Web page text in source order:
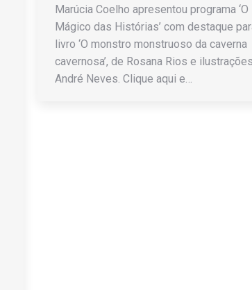
Marúcia Coelho apresentou programa ‘O
Mágico das Histórias’ com destaque
livro ‘O monstro monstruoso da caverna
cavernosa’, de Rosana Rios e
André Neves. Clique aqui e…